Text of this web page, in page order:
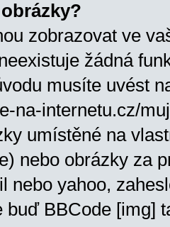
zobrazovat ve
žádná
musíte uvést
na-internetu.cz/
umístěné na
nebo obrázky za
nebo yahoo,
buď BBCode [img]